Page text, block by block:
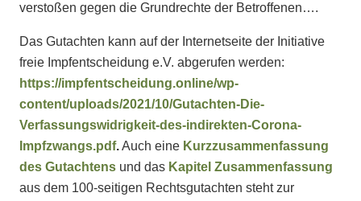
verstoßen gegen die Grundrechte der Betroffenen….
Das Gutachten kann auf der Internetseite der Initiative
freie Impfentscheidung e.V. abgerufen werden:
https://impfentscheidung.online/wp-
content/uploads/2021/10/Gutachten-Die-
Verfassungswidrigkeit-des-indirekten-Corona-
Impfzwangs.pdf.Auch eine Kurzzusammenfassung
des Gutachtens und das Kapitel Zusammenfassung
aus dem 100-seitigen Rechtsgutachten steht zur